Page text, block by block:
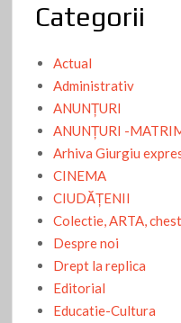
Categorii
Actual
Administrativ
ANUNŢURI
ANUNŢURI -
Arhiva Giurgiu
CINEMA
CIUDĂŢENII
Colectie, ARTA,
Despre noi
Drept la replica
Editorial
Educatie-Cultura